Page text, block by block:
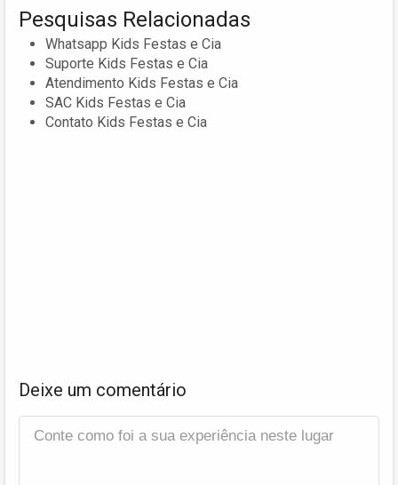
Pesquisas Relacionadas
Whatsapp Kids Festas e Cia
Suporte Kids Festas e Cia
Atendimento Kids Festas e Cia
SAC Kids Festas e Cia
Contato Kids Festas e Cia
Deixe um comentário